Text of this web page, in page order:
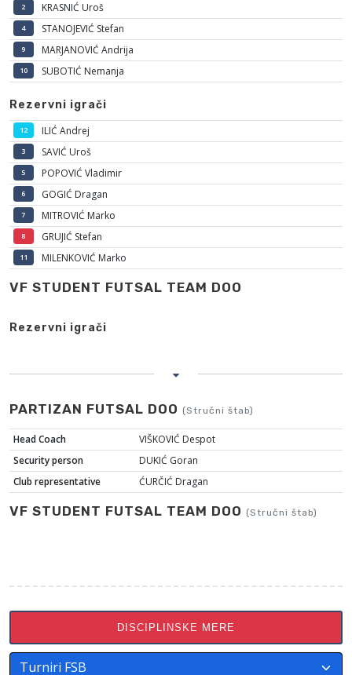
2 KRASNIĆ Uroš
4 STANOJEVIĆ Stefan
9 MARJANOVIĆ Andrija
10 SUBOTIĆ Nemanja
Rezervni igrači
12 ILIĆ Andrej
3 SAVIĆ Uroš
5 POPOVIĆ Vladimir
6 GOGIĆ Dragan
7 MITROVIĆ Marko
8 GRUJIĆ Stefan
11 MILENKOVIĆ Marko
VF STUDENT FUTSAL TEAM DOO
Rezervni igrači
PARTIZAN FUTSAL DOO (Stručni štab)
Head Coach
VIŠKOVIĆ Despot
Security person
DUKIĆ Goran
Club representative
ĆURČIĆ Dragan
VF STUDENT FUTSAL TEAM DOO (Stručni štab)
DISCIPLINSKE MERE